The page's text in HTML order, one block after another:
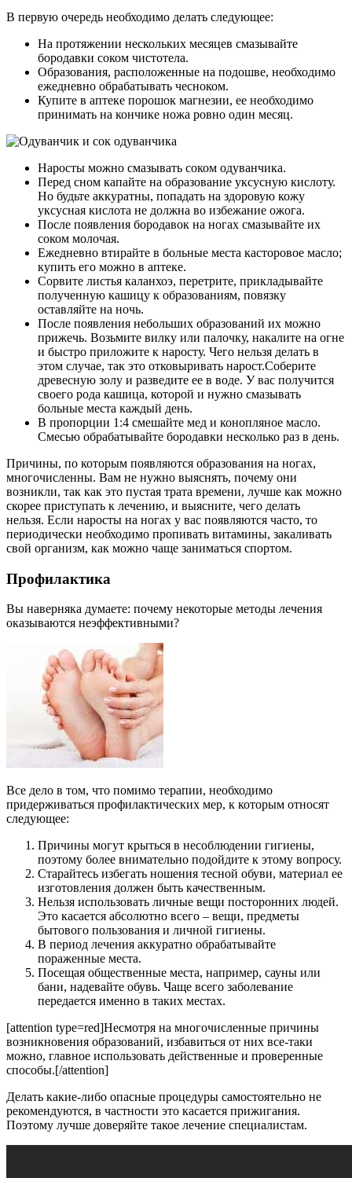
В первую очередь необходимо делать следующее:
На протяжении нескольких месяцев смазывайте
бородавки соком чистотела.
Образования, расположенные на подошве, необходимо
ежедневно обрабатывать чесноком.
Купите в аптеке порошок магнезии, ее необходимо
принимать на кончике ножа ровно один месяц.
Наросты можно смазывать соком одуванчика.
Перед сном капайте на образование уксусную кислоту.
Но будьте аккуратны, попадать на здоровую кожу
уксусная кислота не должна во избежание ожога.
После появления бородавок на ногах смазывайте их
соком молочая.
Ежедневно втирайте в больные места касторовое масло;
купить его можно в аптеке.
Сорвите листья каланхоэ, перетрите, прикладывайте
полученную кашицу к образованиям, повязку
оставляйте на ночь.
После появления небольших образований их можно
прижечь. Возьмите вилку или палочку, накалите на огне
и быстро приложите к наросту. Чего нельзя делать в
этом случае, так это отковыривать нарост.Соберите
древесную золу и разведите ее в воде. У вас получится
своего рода кашица, которой и нужно смазывать
больные места каждый день.
В пропорции 1:4 смешайте мед и конопляное масло.
Смесью обрабатывайте бородавки несколько раз в день.
Причины, по которым появляются образования на ногах,
многочисленны. Вам не нужно выяснять, почему они
возникли, так как это пустая трата времени, лучше как можно
скорее приступать к лечению, и выясните, чего делать
нельзя. Если наросты на ногах у вас появляются часто, то
периодически необходимо пропивать витамины, закаливать
свой организм, как можно чаще заниматься спортом.
Профилактика
Вы наверняка думаете: почему некоторые методы лечения
оказываются неэффективными?
Все дело в том, что помимо терапии, необходимо
придерживаться профилактических мер, к которым относят
следующее:
Причины могут крыться в несоблюдении гигиены,
поэтому более внимательно подойдите к этому вопросу.
Старайтесь избегать ношения тесной обуви, материал ее
изготовления должен быть качественным.
Нельзя использовать личные вещи посторонних людей.
Это касается абсолютно всего – вещи, предметы
бытового пользования и личной гигиены.
В период лечения аккуратно обрабатывайте
пораженные места.
Посещая общественные места, например, сауны или
бани, надевайте обувь. Чаще всего заболевание
передается именно в таких местах.
[attention type=red]Несмотря на многочисленные причины
возникновения образований, избавиться от них все-таки
можно, главное использовать действенные и проверенные
способы.[/attention]
Делать какие-либо опасные процедуры самостоятельно не
рекомендуются, в частности это касается прижигания.
Поэтому лучше доверяйте такое лечение специалистам.